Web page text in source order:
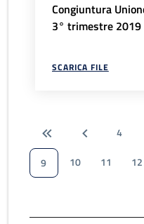
Congiuntura
3° trimestre 2019
SCARICA FILE
4
9
10 11 12